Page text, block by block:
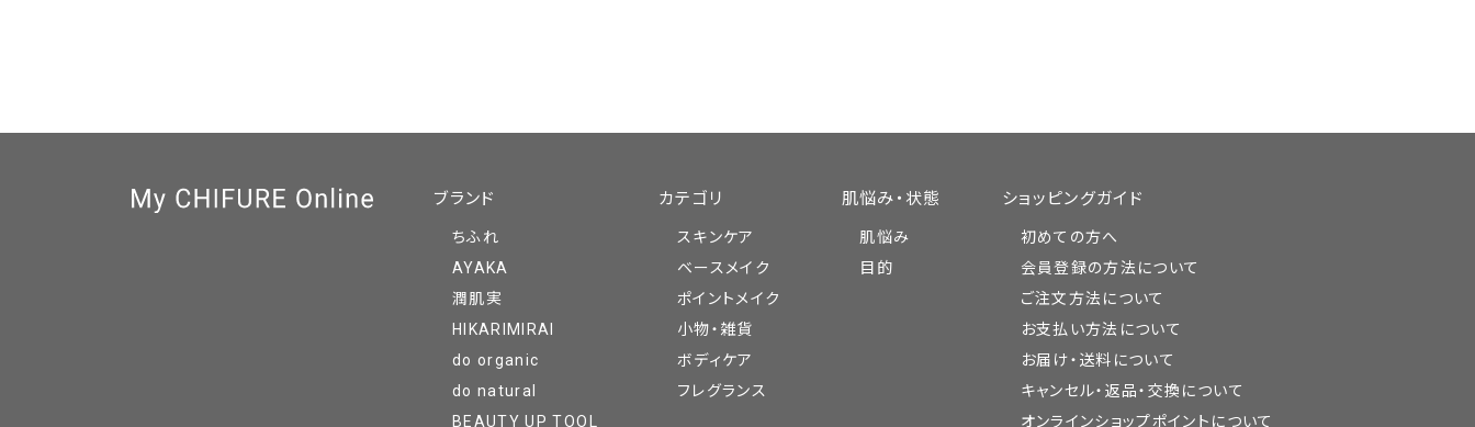
ブランド
ちふれ
AYAKA
潤肌実
HIKARIMIRAI
do organic
do natural
BEAUTY UP TOOL
カテゴリ
スキンケア
ベースメイク
ポイントメイク
小物・雑貨
ボディケア
フレグランス
肌悩み・状態
肌悩み
目的
ショッピングガイド
初めての方へ
会員登録の方法について
ご注文方法について
お支払い方法について
お届け・送料について
キャンセル・返品・交換について
オンラインショップポイントについて